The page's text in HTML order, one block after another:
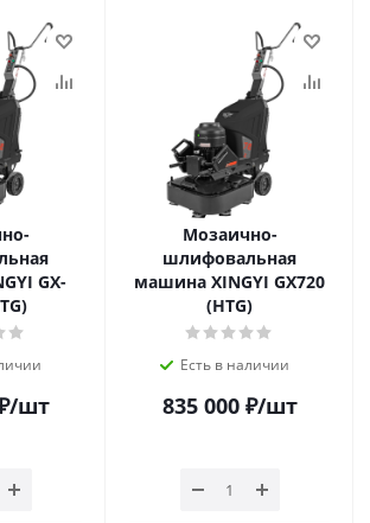
GX-
/шт
Мозаично-
шлифовальная
машина XINGYI GX720
(HTG)
Есть в наличии
835 000₽/шт